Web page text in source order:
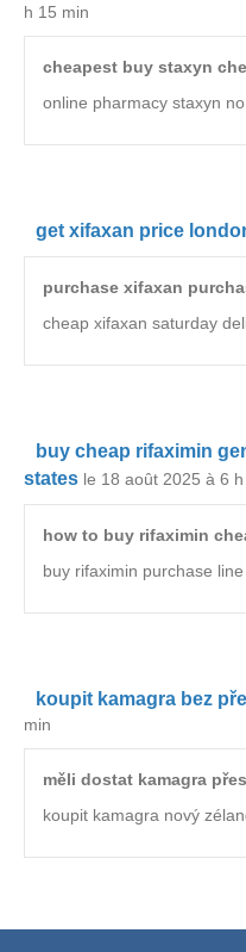
h 15 min
cheapest buy staxyn
online pharmacy staxyn
get xifaxan price
purchase xifaxan
cheap xifaxan saturday
buy cheap rifaximin
states le 18 août 2025 à 6
how to buy rifaximin
buy rifaximin purchase line
koupit kamagra bez
min
měli dostat kamagra
koupit kamagra nový